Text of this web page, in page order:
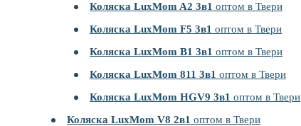
Коляска LuxMom A2 3в1 оптом в Твери
Коляска LuxMom F5 3в1 оптом в Твери
Коляска LuxMom B1 3в1 оптом в Твери
Коляска LuxMom 811 3в1 оптом в Твери
Коляска LuxMom HGV9 3в1 оптом в Твери
Коляска LuxMom V8 2в1 оптом в Твери